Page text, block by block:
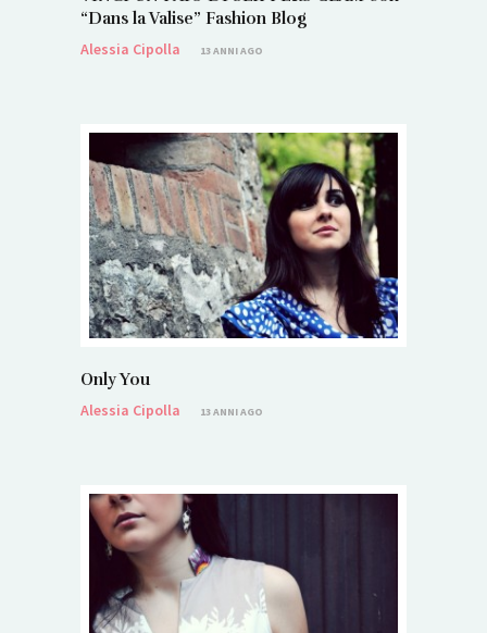
“Dans la Valise” Fashion Blog
Alessia Cipolla
13 ANNI AGO
Only You
Alessia Cipolla
13 ANNI AGO